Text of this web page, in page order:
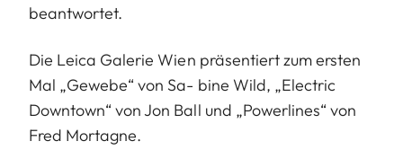
beantwortet.
Die Leica Galerie Wien präsentiert zum ersten
Mal „Gewebe“ von Sa- bine Wild, „Electric
Downtown“ von Jon Ball und „Powerlines“ von
Fred Mortagne.